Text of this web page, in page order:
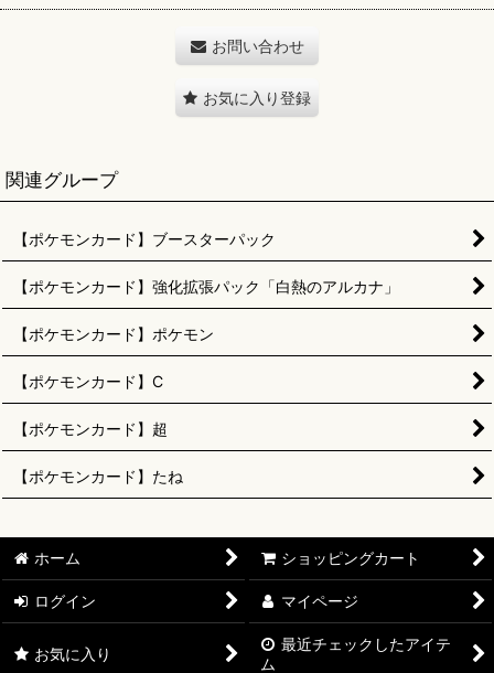
お問い合わせ
お気に入り登録
関連グループ
【ポケモンカード】ブースターパック
【ポケモンカード】強化拡張パック「白熱のアルカナ」
【ポケモンカード】ポケモン
【ポケモンカード】C
【ポケモンカード】超
【ポケモンカード】たね
ホーム ショッピングカート
ログイン マイページ
お気に入り
最近チェックしたアイテ
ム